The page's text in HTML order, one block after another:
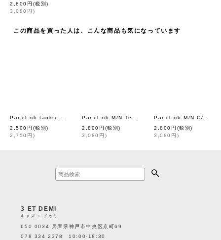
2,800 円 (税別)
3,080 円 )
この商品を買った人は、こんな商品も気になっています
[Robert P.Miller
2,500 円 (税別)
2,750 円 )
[Robert
2,800 円 (税別)
3,080 円 )
2,800 円 (税別)
3,080 円 )
3 ET DEMI
キャズ エ ドゥミ
650 0034 兵庫県神戸市中央区京町69
078 334 2378 10:00-18:30